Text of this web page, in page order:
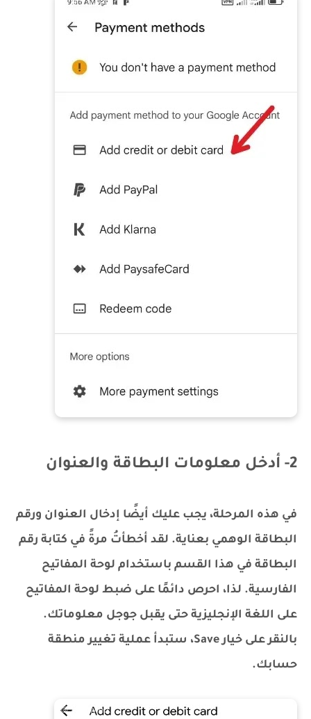
2- أدخل معلومات البطاقة والعنوان
في هذه المرحلة، يجب عليك أيضًا إدخال العنوان ورقم
البطاقة الوهمي بعناية. لقد أخطأتُ مرةً في كتابة رقم
البطاقة في هذا القسم باستخدام لوحة المفاتيح
الفارسية. لذا، احرص دائمًا على ضبط لوحة المفاتيح
على اللغة الإنجليزية حتى يقبل جوجل معلوماتك.
بالنقر على خيار Save، ستبدأ عملية تغيير منطقة
حسابك.